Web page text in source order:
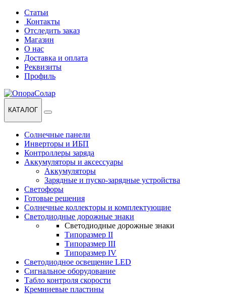
Перейти
навигации
Перейти
содержанию
Статьи
Контакты
Отследить заказ
Магазин
О нас
Доставка и оплата
Реквизиты
Профиль
КАТАЛОГ
Солнечные панели
Инверторы и ИБП
Контроллеры заряда
Аккумуляторы и аксессуары
Аккумуляторы
Зарядные и пуско-зарядные устройства
Светофоры
Готовые решения
Солнечные коллекторы и комплектующие
Светодиодные дорожные знаки
Светодиодные дорожные знаки
Типоразмер II
Типоразмер III
Типоразмер IV
Светодиодное освещение LED
Сигнальное оборудование
Табло контроля скорости
Кремниевые пластины